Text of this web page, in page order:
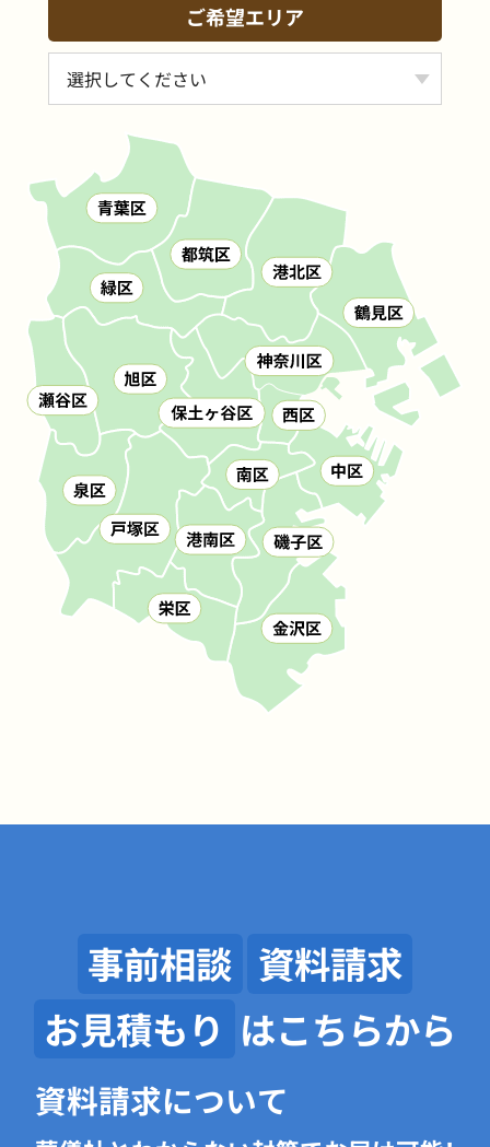
ご希望エリア
事前相談 資料請求
お見積もり はこちらから
資料請求について